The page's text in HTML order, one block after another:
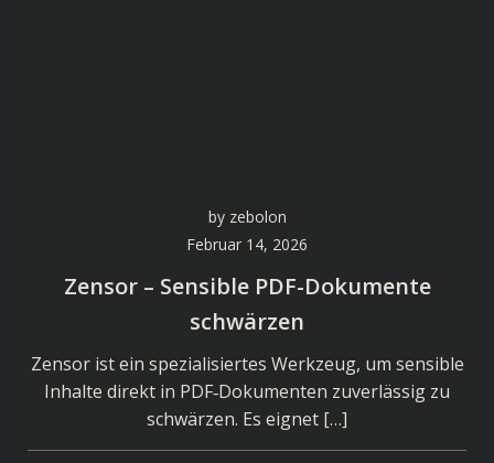
by zebolon
Februar 14, 2026
Zensor – Sensible PDF-Dokumente
schwärzen
Zensor ist ein spezialisiertes Werkzeug, um sensible
Inhalte direkt in PDF‑Dokumenten zuverlässig zu
schwärzen. Es eignet […]